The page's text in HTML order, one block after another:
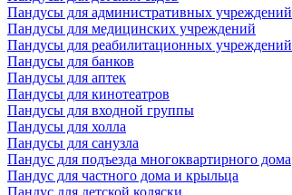
Пандусы для административных учреждений
Пандусы для медицинских учреждений
Пандусы для реабилитационных учреждений
Пандусы для банков
Пандусы для аптек
Пандусы для кинотеатров
Пандусы для входной группы
Пандусы для холла
Пандусы для санузла
Пандус для подъезда многоквартирного дома
Пандус для частного дома и крыльца
Пандус для детской коляски